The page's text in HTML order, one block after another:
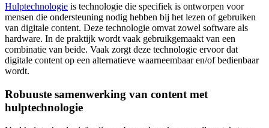
Hulptechnologie is technologie die specifiek is ontworpen voor
mensen die ondersteuning nodig hebben bij het lezen of gebruiken
van digitale content. Deze technologie omvat zowel software als
hardware. In de praktijk wordt vaak gebruikgemaakt van een
combinatie van beide. Vaak zorgt deze technologie ervoor dat
digitale content op een alternatieve waarneembaar en/of bedienbaar
wordt.
Robuuste samenwerking van content met
hulptechnologie